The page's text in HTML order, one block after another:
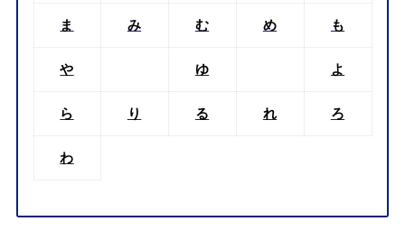
ま み む め も
や ゆ よ
ら り る れ ろ
わ